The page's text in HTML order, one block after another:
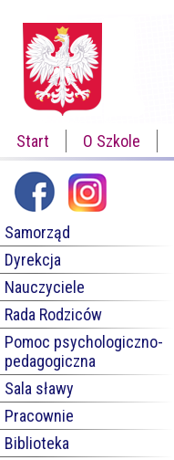
Start O Szkole
Samorząd
Dyrekcja
Nauczyciele
Rada Rodziców
Pomoc psychologiczno-
pedagogiczna
Sala sławy
Pracownie
Biblioteka